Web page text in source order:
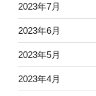
2023年7月
2023年6月
2023年5月
2023年4月